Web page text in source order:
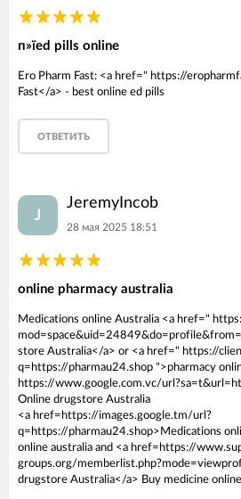
п»їed pills online
Ero Pharm Fast: <a href=" https://
Fast</a> - best online ed pills
ОТВЕТИТЬ
J
JeremyIncob
28 мая 2025 18:51
online pharmacy australia
Medications online Australia <a href="
store Australia</a> or <a href=" https://
q=https://pharmau24.shop ">pharmacy
https://www.google.com.vc/
Online drugstore Australia
<a href=https://images.google.tm/url?
q=https://pharmau24.shop>Medications
online australia and <a href=https://
groups.org/
drugstore Australia</a> Buy medicine